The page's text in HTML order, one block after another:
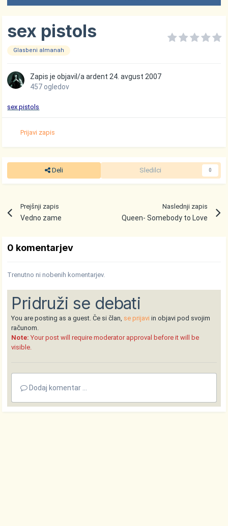
sex pistols
Glasbeni almanah
Zapis je objavil/aardent 24. avgust 2007
457 ogledov
sex pistols
Prijavi zapis
Deli Sledilci 0
Prejšnji zapis
Vedno zame
Naslednji zapis
Queen- Somebody to Love
0 komentarjev
Trenutno ni nobenih komentarjev.
Pridruži se debati
You are posting as a guest. Če si član, se prijavi in objavi pod svojim
računom.
Note: Your post will require moderator approval before it will be
visible.
Dodaj komentar ...